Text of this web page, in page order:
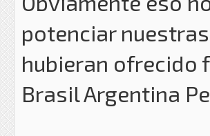
potenciar
hubieran ofrecido
Brasil Argentina